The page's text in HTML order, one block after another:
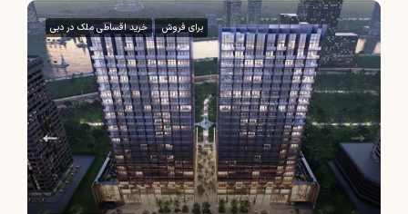
برای فروش خرید اقساطی ملک در دبی